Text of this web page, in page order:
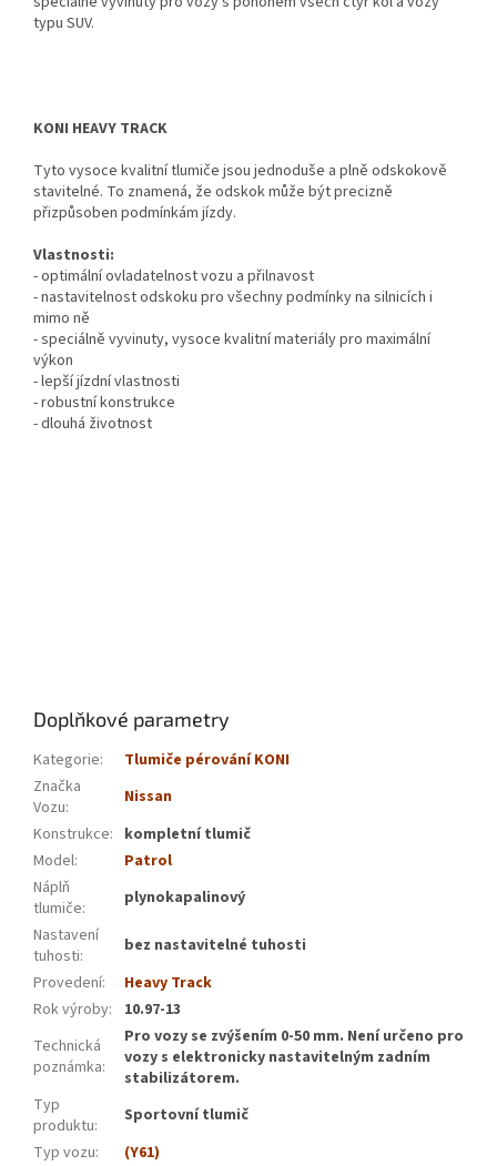
typu SUV.
KONI HEAVY TRACK
Tyto vysoce kvalitní tlumiče jsou jednoduše a plně odskokově
stavitelné. To znamená, že odskok může být precizně
přizpůsoben podmínkám jízdy.
Vlastnosti:
- optimální ovladatelnost vozu a přilnavost
- nastavitelnost odskoku pro všechny podmínky na silnicích i
mimo ně
- speciálně vyvinuty, vysoce kvalitní materiály pro maximální
výkon
- lepší jízdní vlastnosti
- robustní konstrukce
- dlouhá životnost
Doplňkové parametry
Kategorie:
Tlumiče pérování KONI
Značka
Vozu:
Nissan
Konstrukce: kompletní tlumič
Model:
Patrol
Náplň
tlumiče:
plynokapalinový
Nastavení
tuhosti:
bez nastavitelné tuhosti
Provedení:
Heavy Track
Rok výroby:
10.97-13
Technická
poznámka:
Pro vozy se zvýšením 0-50 mm. Není určeno pro
vozy s elektronicky nastavitelným zadním
stabilizátorem.
Typ
produktu:
Sportovní tlumič
Typ vozu:
(Y61)